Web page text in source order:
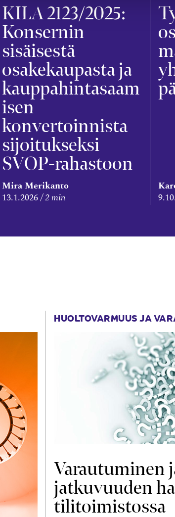
KILA 2123/2025:
Konsernin
sisäisestä
osakekaupasta ja
kauppahintasaam
isen
konvertoinnista
sijoitukseksi
SVOP-rahastoon
Mira Merikanto
13.1.2026 2 min
HUOLTOVARMUUS JA
Varautuminen
jatkuvuuden
tilitoimistossa